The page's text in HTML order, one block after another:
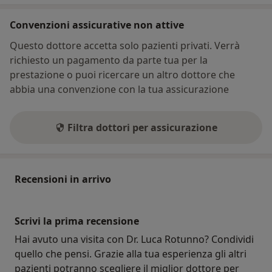
Convenzioni assicurative non attive
Questo dottore accetta solo pazienti privati. Verrà
richiesto un pagamento da parte tua per la
prestazione o puoi ricercare un altro dottore che
abbia una convenzione con la tua assicurazione
Filtra dottori per assicurazione
Recensioni in arrivo
Scrivi la prima recensione
Hai avuto una visita con Dr. Luca Rotunno? Condividi
quello che pensi. Grazie alla tua esperienza gli altri
pazienti potranno scegliere il miglior dottore per